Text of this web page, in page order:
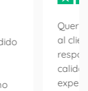
al